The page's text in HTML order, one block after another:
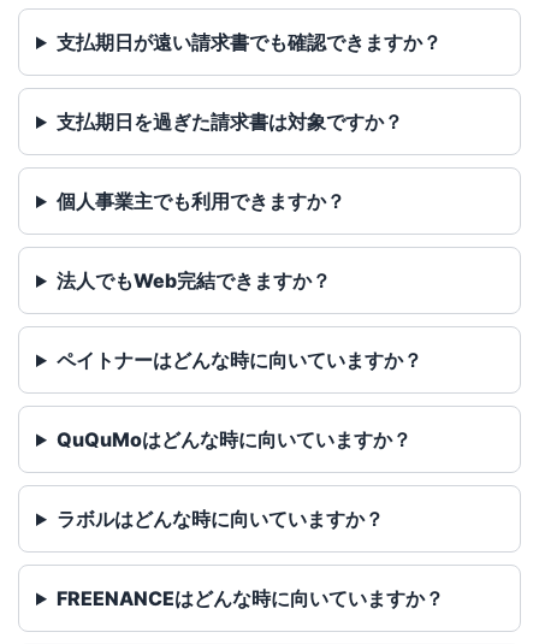
支払期日が遠い請求書でも確認できますか？
支払期日を過ぎた請求書は対象ですか？
個人事業主でも利用できますか？
法人でもWeb完結できますか？
ペイトナーはどんな時に向いていますか？
QuQuMoはどんな時に向いていますか？
ラボルはどんな時に向いていますか？
FREENANCEはどんな時に向いていますか？